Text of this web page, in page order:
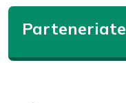
Parteneriate